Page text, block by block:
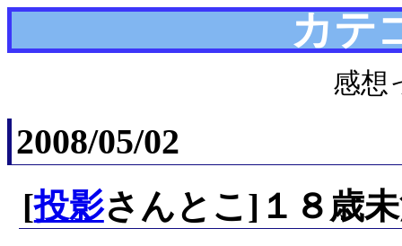
カテ
感想
2008/05/02
[投影さんとこ]１８歳